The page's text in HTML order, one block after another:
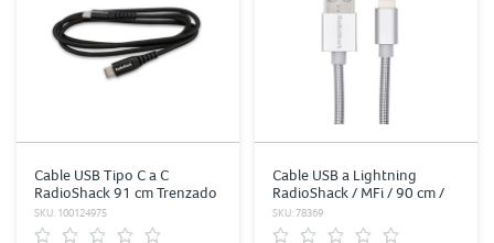
Cable USB Tipo C a C
RadioShack 91 cm Trenzado
Negro
SKU: 100124975
Cable USB a Lightning
RadioShack / MFi / 90 cm /
Metal / Plata
SKU: 78369